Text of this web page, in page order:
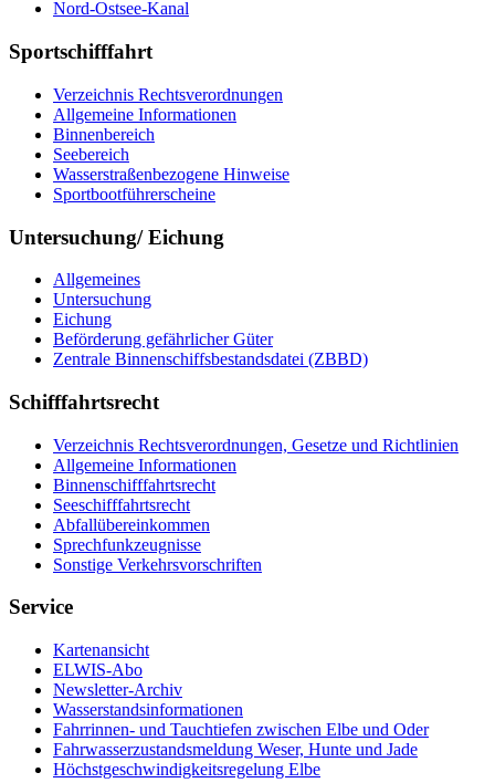
Nord-Ostsee-Kanal
Sportschifffahrt
Verzeichnis Rechtsverordnungen
Allgemeine Informationen
Binnenbereich
Seebereich
Wasserstraßenbezogene Hinweise
Sportbootführerscheine
Untersuchung/ Eichung
Allgemeines
Untersuchung
Eichung
Beförderung gefährlicher Güter
Zentrale Binnenschiffsbestandsdatei (ZBBD)
Schifffahrtsrecht
Verzeichnis Rechtsverordnungen, Gesetze und Richtlinien
Allgemeine Informationen
Binnenschifffahrtsrecht
Seeschifffahrtsrecht
Abfallübereinkommen
Sprechfunkzeugnisse
Sonstige Verkehrsvorschriften
Service
Kartenansicht
ELWIS-Abo
Newsletter-Archiv
Wasserstandsinformationen
Fahrrinnen- und Tauchtiefen zwischen Elbe und Oder
Fahrwasserzustandsmeldung Weser, Hunte und Jade
Höchstgeschwindigkeitsregelung Elbe